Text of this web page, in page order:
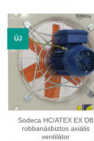
ÚJ
Sodeca HC/ATEX EX DB
robbanásbiztos axiális
ventilátor